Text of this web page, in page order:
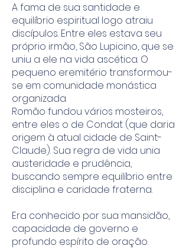
A fama de sua santidade e
equilíbrio espiritual logo atraiu
discípulos. Entre eles estava seu
próprio irmão, São Lupicino, que se
uniu a ele na vida ascética. O
pequeno eremitério transformou-
se em comunidade monástica
organizada.
Romão fundou vários mosteiros,
entre eles o de Condat (que daria
origem à atual cidade de Saint-
Claude). Sua regra de vida unia
austeridade e prudência,
buscando sempre equilíbrio entre
disciplina e caridade fraterna.
Era conhecido por sua mansidão,
capacidade de governo e
profundo espírito de oração.